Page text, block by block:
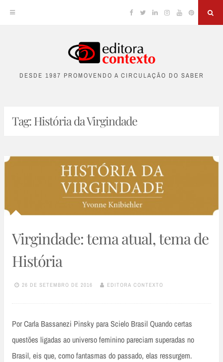
content
Facebook
TwitterLinkedinInstagram
YouTubePinterest
DESDE 1987 PROMOVENDO A CIRCULAÇÃO DO SABER
Tag:História da Virgindade
Virgindade: tema atual, tema de
História
26 DE SETEMBRO DE 2016 EDITORA CONTEXTO
Por Carla Bassanezi Pinsky para Scielo Brasil Quando certas
questões ligadas ao universo feminino pareciam superadas no
Brasil, eis que, como fantasmas do passado, elas ressurgem.